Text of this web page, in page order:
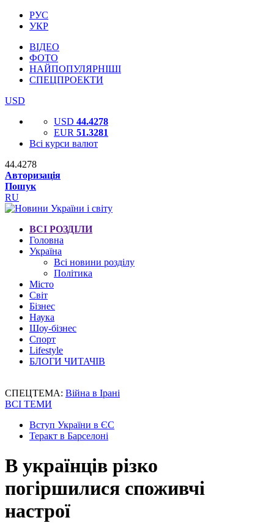
РУС
УКР
ВІДЕО
ФОТО
НАЙПОПУЛЯРНІШІ
СПЕЦПРОЕКТИ
USD
USD 44.4278
EUR 51.3281
Всі курси валют
44.4278
Авторизація
Пошук
RU
ВСІ РОЗДІЛИ
Головна
Україна
Всі новини розділу
Політика
Місто
Світ
Бізнес
Наука
Шоу-бізнес
Спорт
Lifestyle
БЛОГИ ЧИТАЧІВ
СПЕЦТЕМА: Війна в Ірані
ВСІ ТЕМИ
Вступ України в ЄС
Теракт в Барселоні
В українців різко
погіршилися споживчі
настрої